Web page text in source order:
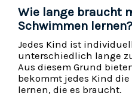
Wie lange braucht
Schwimmen lernen?
Jedes Kind ist
unterschiedlich lange
Aus diesem Grund
bekommt jedes Kind
lernen, die es braucht.